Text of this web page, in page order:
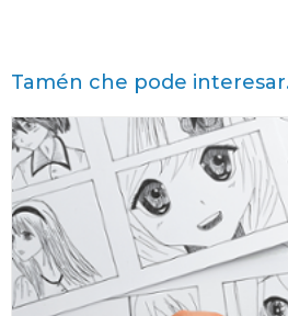
Tamén che pode